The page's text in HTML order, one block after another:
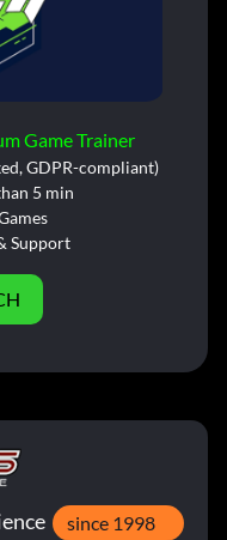
Game Trainer
GDPR-compliant)
5 min
Support
since 1998